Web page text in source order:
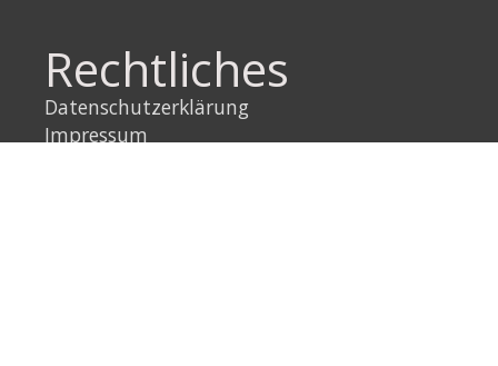
Rechtliches
Datenschutzerklärung
Impressum